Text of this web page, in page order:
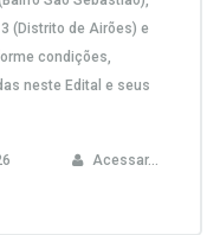
(Distrito de Airões) e
condições,
neste Edital e seus
Acessar...